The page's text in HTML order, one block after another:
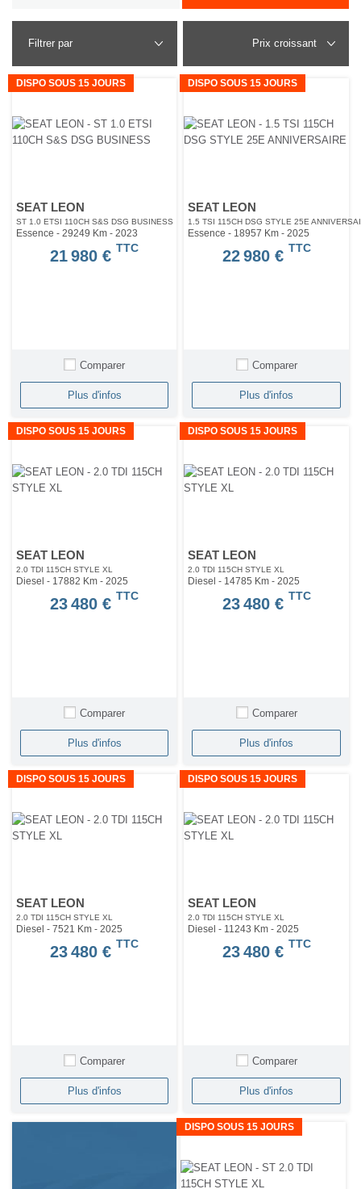
Filtrer par
DISPO SOUS 15 JOURS
SEAT LEON
ST 1.0 ETSI 110CH S&S DSG BUSINESS
Essence - 29249 Km - 2023
21 980 € TTC
Comparer
Plus d'infos
DISPO SOUS 15 JOURS
SEAT LEON
1.5 TSI 115CH DSG STYLE 25E
Essence - 18957 Km- 2025
22 980 € TTC
Comparer
Plus d'infos
DISPO SOUS 15 JOURS
SEAT LEON
2.0 TDI 115CH STYLE XL
Diesel - 17882 Km - 2025
23 480 € TTC
Comparer
Plus d'infos
DISPO SOUS 15 JOURS
SEAT LEON
2.0 TDI 115CH STYLE XL
Diesel - 14785 Km- 2025
23 480 € TTC
Comparer
Plus d'infos
DISPO SOUS 15 JOURS
SEAT LEON
2.0 TDI 115CH STYLE XL
Diesel - 7521 Km - 2025
23 480 € TTC
Comparer
Plus d'infos
DISPO SOUS 15 JOURS
SEAT LEON
2.0 TDI 115CH STYLE XL
Diesel - 11243 Km- 2025
23 480 € TTC
Comparer
Plus d'infos
DISPO SOUS 15 JOURS